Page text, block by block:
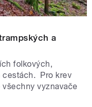
a
folkových,
cestách. Pro krev
vyznavače